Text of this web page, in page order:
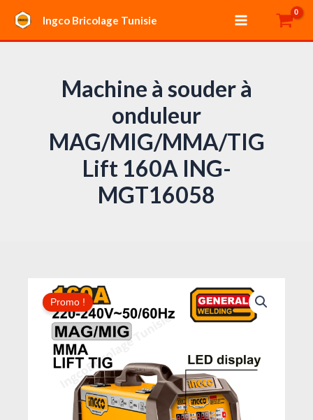
contenu
Ingco Bricolage Tunisie
Main
Menu
Machine à souder à
onduleur
MAG/MIG/MMA/TIG
Lift 160A ING-
MGT16058
Promo !
prix
initial
était :
810,000 د.ت.
Le
prix
actuel
quantité
Machine
souder
onduleur
MAG/MIG/MMA/TIG